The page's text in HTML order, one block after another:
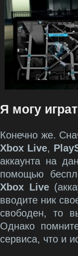
Я могу
Конечно же.
Xbox Live,
аккаунта на
помощью
Xbox Live
вводите ник
свободен, то
Однако
сервиса, что и